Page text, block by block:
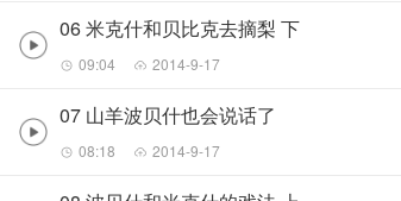
06 米克什和贝比克去摘梨 下
09:04 2014-9-17
07 山羊波贝什也会说话了
08:18 2014-9-17